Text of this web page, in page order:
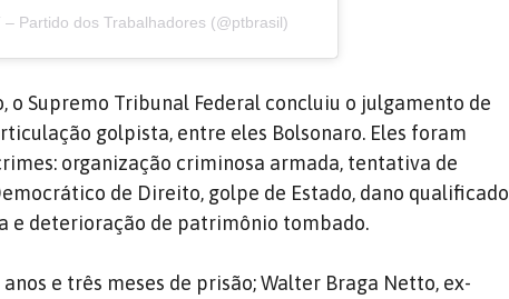
Partido dos Trabalhadores (@ptbrasil)
o Supremo Tribunal Federal concluiu o julgamento de
golpista, entre eles Bolsonaro. Eles foram
organização criminosa armada, tentativa de
de Direito, golpe de Estado, dano qualificado
e deterioração de patrimônio tombado.
e três meses de prisão; Walter Braga Netto, ex-